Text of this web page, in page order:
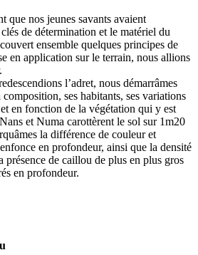
que nos jeunes savants avaient
de détermination et le matériel du
ensemble quelques principes de
en application sur le terrain, nous allions
l’adret, nous démarrâmes
composition, ses habitants, ses variations
en fonction de la végétation qui y est
et Numa carottèrent le sol sur 1m20
la différence de couleur et
en profondeur, ainsi que la densité
présence de caillou de plus en plus gros
en profondeur.